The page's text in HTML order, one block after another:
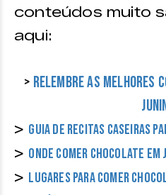
conteúdos muito
aqui:
> Relembre as melhores
> Guia de recitas caseiras
> Onde comer chocolate em
> Lugares para comer